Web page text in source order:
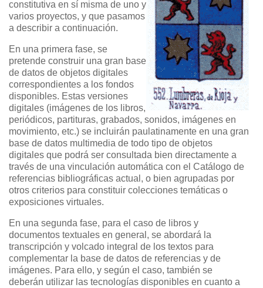
constitutiva en sí misma de uno y
varios proyectos, y que pasamos
a describir a continuación.
En una primera fase, se
pretende construir una gran base
de datos de objetos digitales
correspondientes a los fondos
disponibles. Estas versiones
digitales (imágenes de los libros,
periódicos, partituras, grabados, sonidos, imágenes en
movimiento, etc.) se incluirán paulatinamente en una gran
base de datos multimedia de todo tipo de objetos
digitales que podrá ser consultada bien directamente a
través de una vinculación automática con el Catálogo de
referencias bibliográficas actual, o bien agrupadas por
otros criterios para constituir colecciones temáticas o
exposiciones virtuales.
En una segunda fase, para el caso de libros y
documentos textuales en general, se abordará la
transcripción y volcado integral de los textos para
complementar la base de datos de referencias y de
imágenes. Para ello, y según el caso, también se
deberán utilizar las tecnologías disponibles en cuanto a